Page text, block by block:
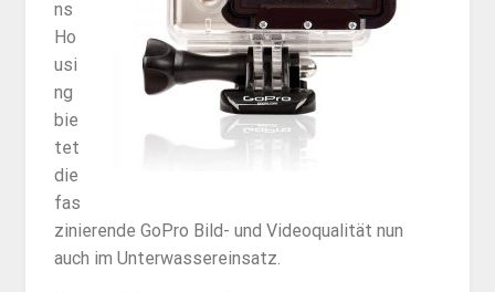
ns
Ho
usi
ng
bie
tet
die
fas
zinierende GoPro Bild- und Videoqualität nun
auch im Unterwassereinsatz.